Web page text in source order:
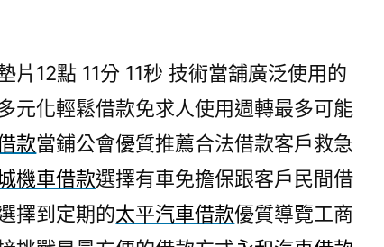
片12點 11分 11秒 技術當舖廣泛使用的
元化輕鬆借款免求人使用週轉最多可能
款當鋪公會優質推薦合法借款客戶救急
機車借款選擇有車免擔保跟客戶民間借
擇到定期的太平汽車借款優質導覽工商